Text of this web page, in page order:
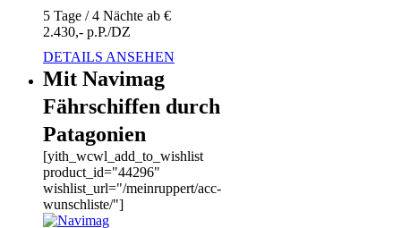
5 Tage / 4 Nächte ab €
2.430,- p.P./DZ
DETAILS ANSEHEN
Mit Navimag
Fährschiffen durch
Patagonien
[yith_wcwl_add_to_wishlist
product_id="44296"
wishlist_url="/meinruppert/acc-
wunschliste/"]